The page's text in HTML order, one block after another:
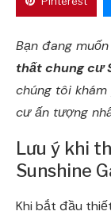
Bạn đang
thất chung cư
chúng tôi
cư ấn tượng
Lưu ý khi
Sunshine
Khi bắt đầu